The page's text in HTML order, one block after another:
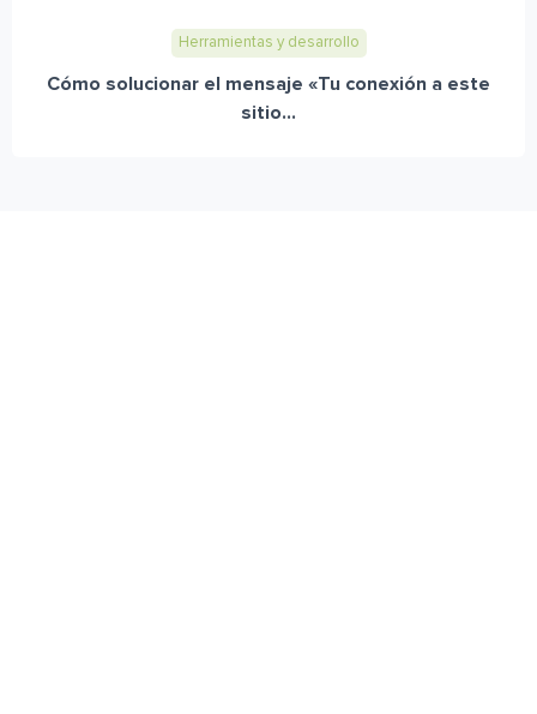
Herramientas y desarrollo
Cómo solucionar el mensaje «Tu conexión a este
sitio...